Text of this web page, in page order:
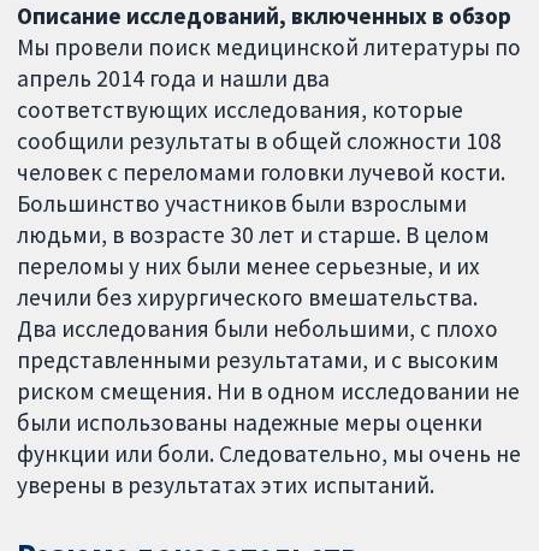
Описание исследований, включенных в обзор
Мы провели поиск медицинской литературы по
апрель 2014 года и нашли два
соответствующих исследования, которые
сообщили результаты в общей сложности 108
человек с переломами головки лучевой кости.
Большинство участников были взрослыми
людьми, в возрасте 30 лет и старше. В целом
переломы у них были менее серьезные, и их
лечили без хирургического вмешательства.
Два исследования были небольшими, с плохо
представленными результатами, и с высоким
риском смещения. Ни в одном исследовании не
были использованы надежные меры оценки
функции или боли. Следовательно, мы очень не
уверены в результатах этих испытаний.